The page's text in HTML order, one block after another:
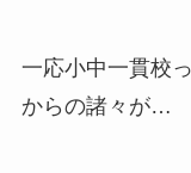
一応小中一貫校
からの諸々が…